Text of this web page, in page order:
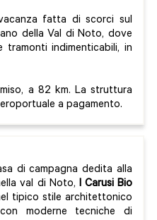
fatta di scorci sul
della Val di Noto, dove
indimenticabili, in
a 82 km. La struttura
a pagamento.
di campagna dedita alla
val di Noto, I Carusi Bio
tipico stile architettonico
moderne tecniche di